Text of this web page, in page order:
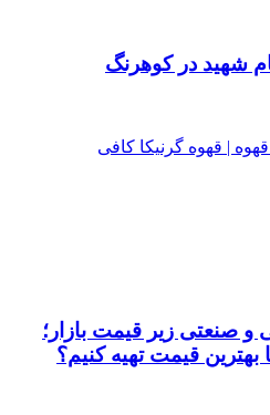
شهید در کوهرنگ
| قهوه گرنیکا کافی
و صنعتی زیر قیمت بازار؛
بهترین قیمت تهیه کنیم؟